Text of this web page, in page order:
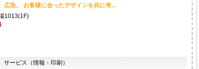
広告。 お客様に合ったデザインを共に考...
1013(1F)
サービス（情報・印刷）